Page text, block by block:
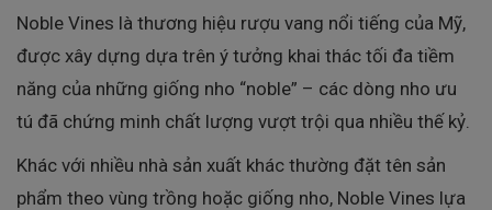
Noble Vines là thương hiệu rượu vang nổi tiếng của Mỹ,
được xây dựng dựa trên ý tưởng khai thác tối đa tiềm
năng của những giống nho “noble” – các dòng nho ưu
tú đã chứng minh chất lượng vượt trội qua nhiều thế kỷ.
Khác với nhiều nhà sản xuất khác thường đặt tên sản
phẩm theo vùng trồng hoặc giống nho, Noble Vines lựa